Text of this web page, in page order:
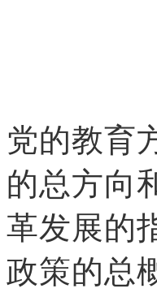
党的教育
的总方向
革发展的
政策的总